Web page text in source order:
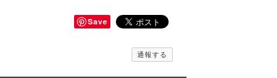
Save
通報する